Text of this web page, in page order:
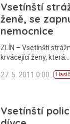
Vsetínští
ženě, se
nemocnice
ZLÍN – Vsetínští
krvácející ženy, která…
27. 5. 2011 0:00
Vsetínští